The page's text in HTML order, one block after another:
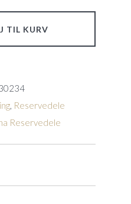
TIL KURV
Reservedele
Reservedele